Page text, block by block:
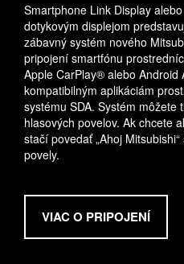
Smartphone Link Display
dotykovým displejom
zábavný systém nového
pripojení smartfónu
Apple CarPlay® alebo
kompatibilným aplikáciám
systému SDA. Systém
hlasových povelov. Ak chcete
stačí povedať „Ahoj
povely.
VIAC O PRIPOJENÍ